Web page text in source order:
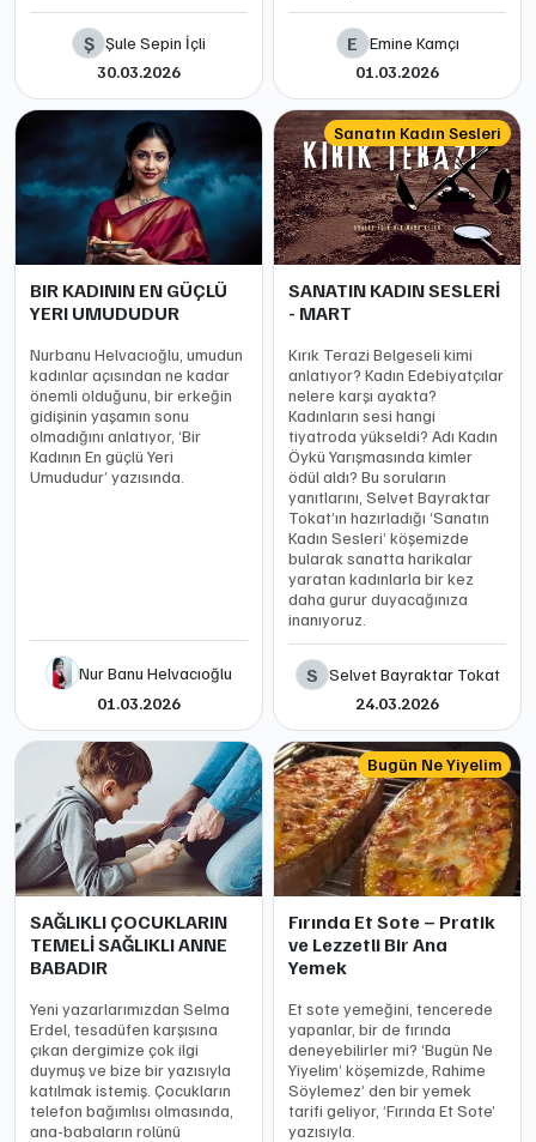
Ş Şule Sepin İçli
30.03.2026
E
Emine Kamçı
01.03.2026
BIR KADININ EN GÜÇLÜ
YERI UMUDUDUR
Nurbanu Helvacıoğlu, umudun
kadınlar açısından ne kadar
önemli olduğunu, bir erkeğin
gidişinin yaşamın sonu
olmadığını anlatıyor, ‘Bir
Kadının En güçlü Yeri
Umududur’ yazısında.
Nur Banu Helvacıoğlu
01.03.2026
Sanatın Kadın Sesleri
SANATIN KADIN SESLERİ
- MART
Kırık Terazi Belgeseli kimi
anlatıyor? Kadın Edebiyatçılar
nelere karşı ayakta?
Kadınların sesi hangi
tiyatroda yükseldi? Adı Kadın
Öykü Yarışmasında kimler
ödül aldı? Bu soruların
yanıtlarını, Selvet Bayraktar
Tokat’ın hazırladığı ‘Sanatın
Kadın Sesleri’ köşemizde
bularak sanatta harikalar
yaratan kadınlarla bir kez
daha gurur duyacağınıza
inanıyoruz.
S Selvet Bayraktar Tokat
24.03.2026
SAĞLIKLI ÇOCUKLARIN
TEMELİ SAĞLIKLI ANNE
BABADIR
Yeni yazarlarımızdan Selma
Erdel, tesadüfen karşısına
çıkan dergimize çok ilgi
duymuş ve bize bir yazısıyla
katılmak istemiş. Çocukların
telefon bağımlısı olmasında,
ana-babaların rolünü
Bugün Ne Yiyelim
Fırında Et Sote – Pratik
ve Lezzetli Bir Ana
Yemek
Et sote yemeğini, tencerede
yapanlar, bir de fırında
deneyebilirler mi? ‘Bugün Ne
Yiyelim’ köşemizde, Rahime
Söylemez’ den bir yemek
tarifi geliyor, ‘Fırında Et Sote’
yazısıyla.